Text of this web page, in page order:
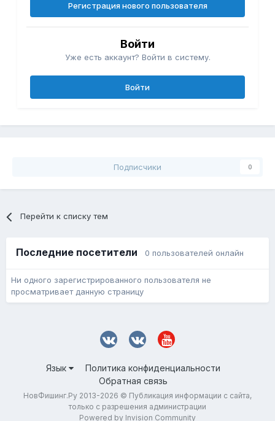
Регистрация нового пользователя
Войти
Уже есть аккаунт? Войти в систему.
Войти
Подписчики 0
Перейти к списку тем
Последние посетители 0 пользователей онлайн
Ни одного зарегистрированного пользователя не
просматривает данную страницу
Язык
Политика конфиденциальности
Обратная связь
НовФишинг.Ру 2013-2026 © Публикация информации с сайта,
только с разрешения администрации
Powered by Invision Community